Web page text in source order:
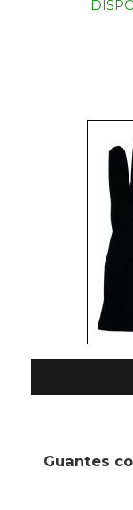
Guantes